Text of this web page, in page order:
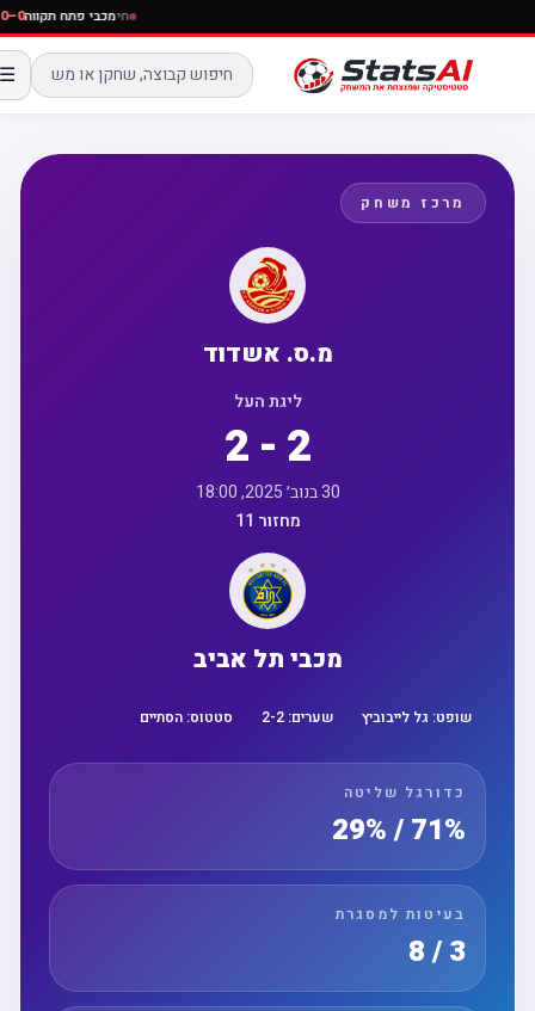
חימכבי פתח
☰
מרכז משחק
מ.ס. אשדוד
ליגת העל
2 - 2
30 בנוב׳ 2025, 18:00
מחזור 11
מכבי תל אביב
שופט:גל לייבוביץ שערים: 2 -2 סטטוס:הסתיים
כדורגל שליטה
71% / 29%
בעיטות למסגרת
3 / 8